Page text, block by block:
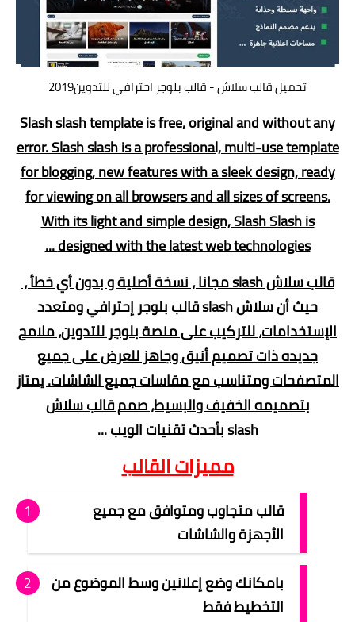
تحميل قالب سلاش - قالب بلوجر احترافي للتدوين2019
Slash slash template is free, original and without any
error. Slash slash is a professional, multi-use template
for blogging, new features with a sleek design, ready
for viewing on all browsers and all sizes of screens.
With its light and simple design, Slash Slash is
designed with the latest web technologies ...
قالب سلاش slash مجانا ، نسخة أصلية و بدون أي خطأ ،
حيث أن
سلاش slash قالب بلوجر إحترافي ومتعدد
الإستخدامات، للتركيب على منصة بلوجر للتدوين، ملامح
جديده ذات تصميم أنيق وجاهز للعرض على جميع
المتصفحات ومتناسب مع مقاسات جميع الشاشات.يمتاز
بتصميمه الخفيف والبسيط، صمم قالب سلاش
slash بأحدث تقنيات الويب ...
مميزات القالب
قالب متجاوب ومتوافق مع جميع
الأجهزة والشاشات
بامكانك وضع إعلانين وسط الموضوع من
التخطيط فقط